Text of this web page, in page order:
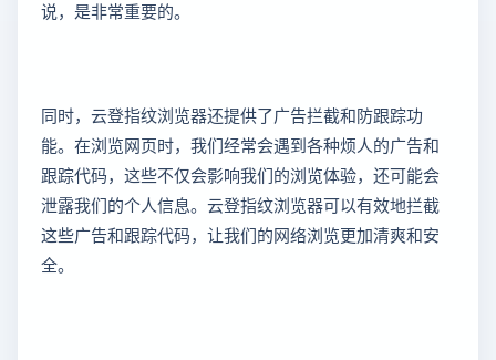
说，是非常重要的。
同时，云登指纹浏览器还提供了广告拦截和防跟踪功
能。在浏览网页时，我们经常会遇到各种烦人的广告和
跟踪代码，这些不仅会影响我们的浏览体验，还可能会
泄露我们的个人信息。云登指纹浏览器可以有效地拦截
这些广告和跟踪代码，让我们的网络浏览更加清爽和安
全。